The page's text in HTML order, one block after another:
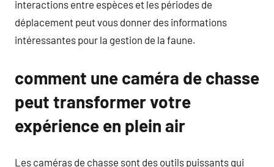
interactions entre espèces et les périodes de
déplacement peut vous donner des informations
intéressantes pour la gestion de la faune.
comment une caméra de chasse
peut transformer votre
expérience en plein air
Les caméras de chasse sont des outils puissants qui